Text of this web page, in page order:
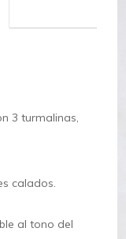
3 turmalinas,
calados.
al tono del